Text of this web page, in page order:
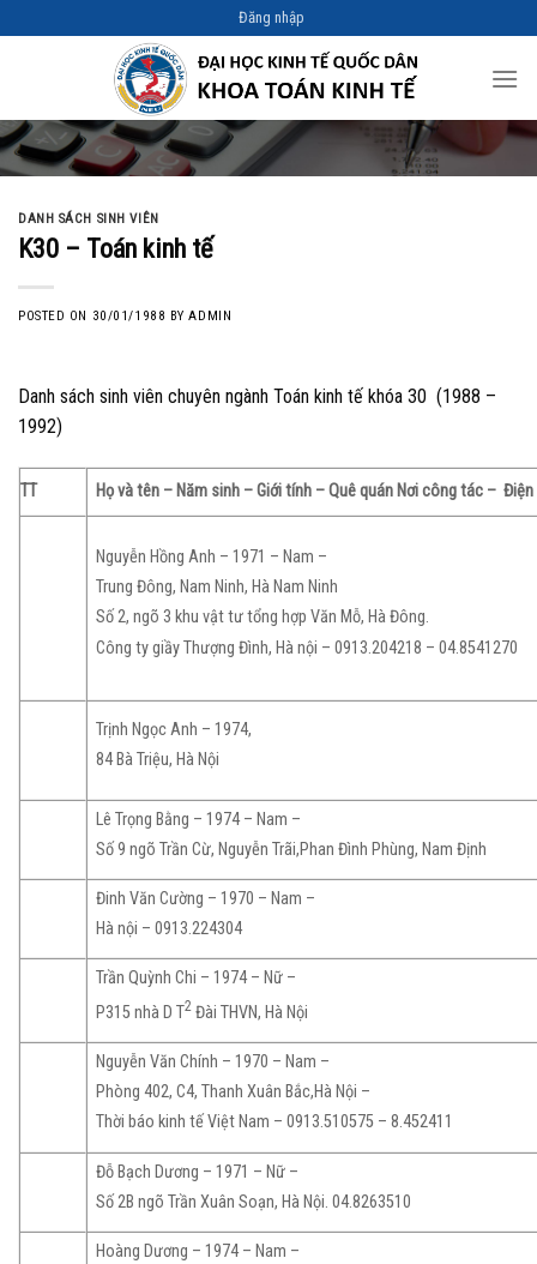
to
Đăng nhập
DANH SÁCH SINH VIÊN
K30 – Toán kinh tế
POSTED ON 30/01/1988 BYADMIN
Danh sách sinh viên chuyên ngành Toán kinh tế khóa 30 (1988 –
1992)
TT Họ và tên – Năm sinh – Giới tính – Quê quán Nơi công tác –
Nguyễn Hồng Anh – 1971 – Nam –
Trung Đông, Nam Ninh, Hà Nam Ninh
Số 2, ngõ 3 khu vật tư tổng hợp Văn Mỗ, Hà Đông.
Công ty giầy Thượng Đình, Hà nội – 0913.204218 – 04.8541270
Trịnh Ngọc Anh – 1974,
84 Bà Triệu, Hà Nội
Lê Trọng Bằng – 1974 – Nam –
Số 9 ngõ Trần Cừ, Nguyễn Trãi,Phan Đình Phùng, Nam Định
Đinh Văn Cường – 1970 – Nam –
Hà nội – 0913.224304
Trần Quỳnh Chi – 1974 – Nữ –
P315 nhà D T2 Đài THVN, Hà Nội
Nguyễn Văn Chính – 1970 – Nam –
Phòng 402, C4, Thanh Xuân Bắc,Hà Nội –
Thời báo kinh tế Việt Nam – 0913.510575 – 8.452411
Đỗ Bạch Dương – 1971 – Nữ –
Số 2B ngõ Trần Xuân Soạn, Hà Nội. 04.8263510
Hoàng Dương – 1974 – Nam –